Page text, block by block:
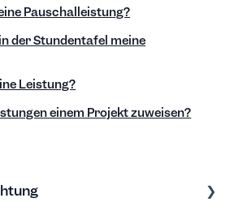
Pauschalleistung?
der Stundentafel meine
Leistung?
einem Projekt zuweisen?